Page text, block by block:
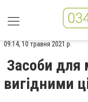
09:14, 10 травня 2021 р.
Засоби для
вигідними